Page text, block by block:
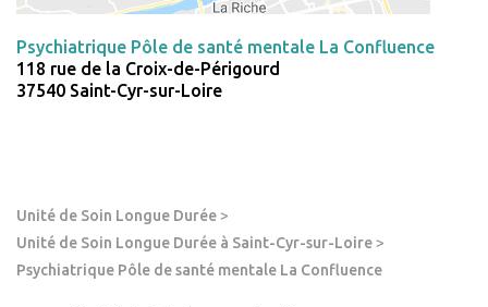
Unité de Soin Longue Durée >
Unité de Soin Longue Durée à Saint-Cyr-sur-Loire >
Psychiatrique Pôle de santé mentale La Confluence
Psychiatrique Pôle de santé mentale La Confluence
118 rue de la Croix-de-Périgourd
37540 Saint-Cyr-sur-Loire